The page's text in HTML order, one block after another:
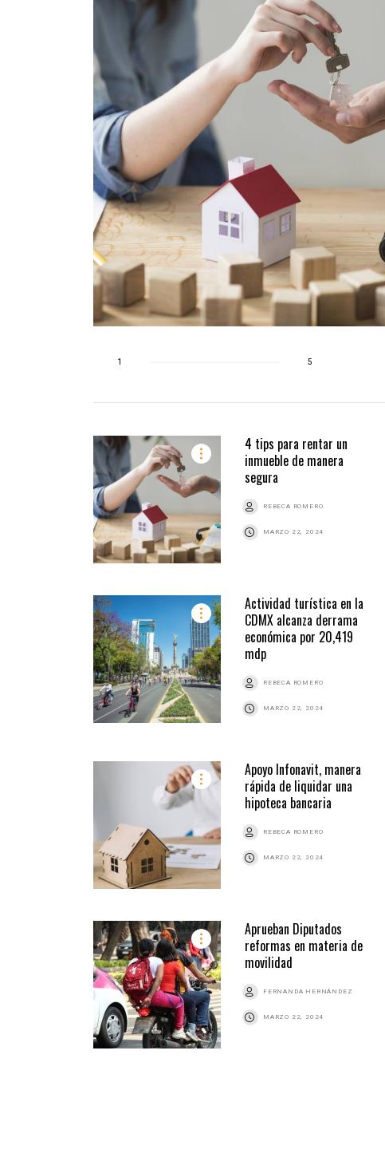
1 5
4 tips para rentar un
inmueble de manera
segura
REBECA ROMERO
MARZO 22, 2024
Actividad turística en la
CDMX alcanza derrama
económica por 20,419
mdp
REBECA ROMERO
MARZO 22, 2024
Apoyo Infonavit, manera
rápida de liquidar una
hipoteca bancaria
REBECA ROMERO
MARZO 22, 2024
Aprueban Diputados
reformas en materia de
movilidad
FERNANDA HERNÁNDEZ
MARZO 22, 2024